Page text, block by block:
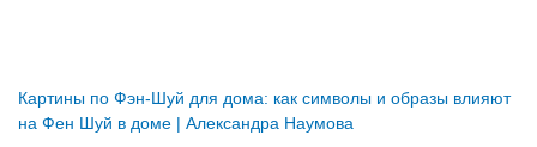
Картины по Фэн-Шуй для дома: как символы и образы влияют
на Фен Шуй в доме | Александра Наумова